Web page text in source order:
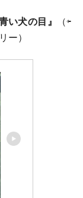
い犬の目』
（⇦
）